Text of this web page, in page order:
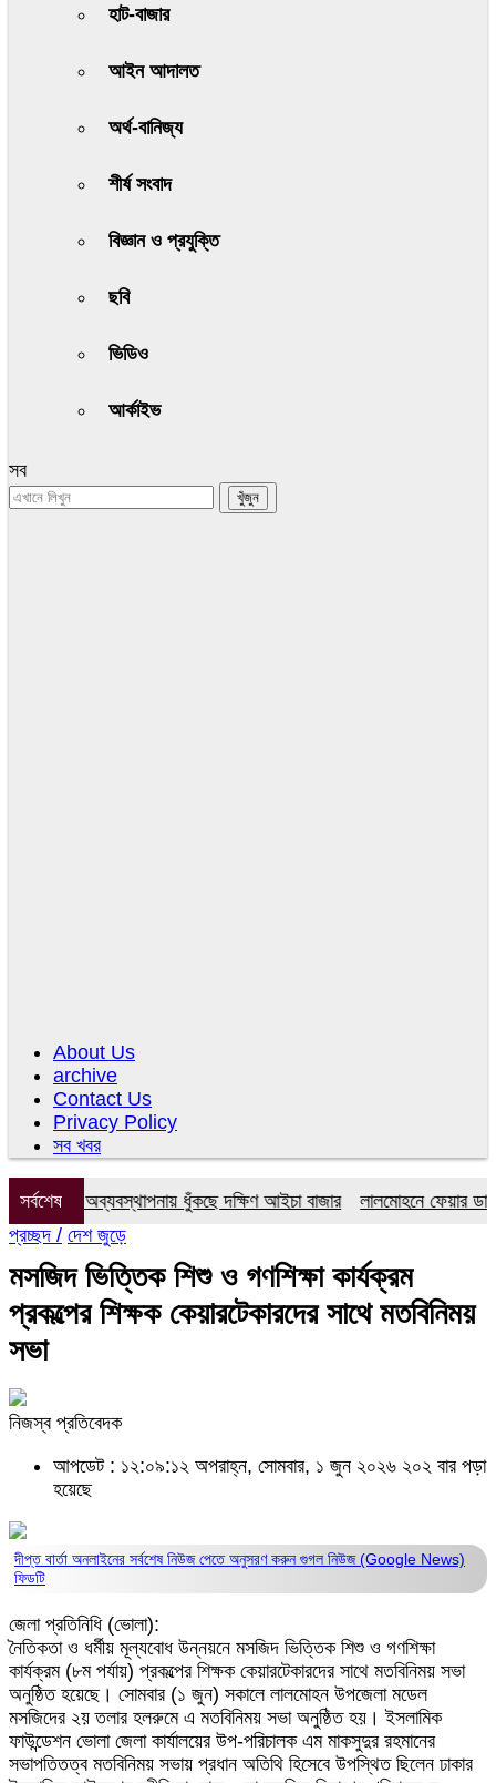
হাট-বাজার
আইন আদালত
অর্থ-বানিজ্য
শীর্ষ সংবাদ
বিজ্ঞান ও প্রযুক্তি
ছবি
ভিডিও
আর্কাইভ
সব
About Us
archive
Contact Us
Privacy Policy
সব খবর
সর্বশেষঅব্যবস্থাপনায় ধুঁকছে দক্ষিণ আইচা বাজার
লালমোহনে ফেয়ার
প্রচ্ছদ / দেশ জুড়ে
মসজিদ ভিত্তিক শিশু ও গণশিক্ষা কার্যক্রম
প্রকল্পের শিক্ষক কেয়ারটেকারদের সাথে মতবিনিময়
সভা
নিজস্ব প্রতিবেদক
আপডেট : ১২:০৯:১২ অপরাহ্ন, সোমবার, ১ জুন ২০২৬ ২০২ বার পড়া
হয়েছে
দীপ্ত বার্তা অনলাইনের সর্বশেষ নিউজ পেতে অনুসরণ করুনগুগল নিউজ (Google News)
ফিডটি
জেলা প্রতিনিধি (ভোলা):
নৈতিকতা ও ধর্মীয় মূল্যবোধ উন্নয়নে মসজিদ ভিত্তিক শিশু ও গণশিক্ষা
কার্যক্রম (৮ম পর্যায়) প্রকল্পের শিক্ষক কেয়ারটেকারদের সাথে মতবিনিময় সভা
অনুষ্ঠিত হয়েছে। সোমবার (১ জুন) সকালে লালমোহন উপজেলা মডেল
মসজিদের ২য় তলার হলরুমে এ মতবিনিময় সভা অনুষ্ঠিত হয়। ইসলামিক
ফাউন্ডেশন ভোলা জেলা কার্যালয়ের উপ-পরিচালক এম মাকসুদুর রহমানের
সভাপতিতত্ব মতবিনিময় সভায় প্রধান অতিথি হিসেবে উপস্থিত ছিলেন ঢাকার